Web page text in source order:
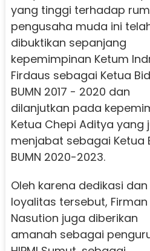
yang tinggi terhadap
pengusaha muda ini
dibuktikan sepanjang
kepemimpinan Ketum
Firdaus sebagai Ketua
BUMN 2017 - 2020 dan
dilanjutkan pada
Ketua Chepi Aditya yang
menjabat sebagai Ketua
BUMN 2020-2023.
Oleh karena dedikasi dan
loyalitas tersebut, Firman
Nasution juga diberikan
amanah sebagai